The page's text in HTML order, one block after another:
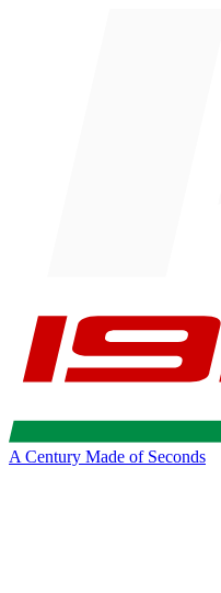
A Century Made of Seconds